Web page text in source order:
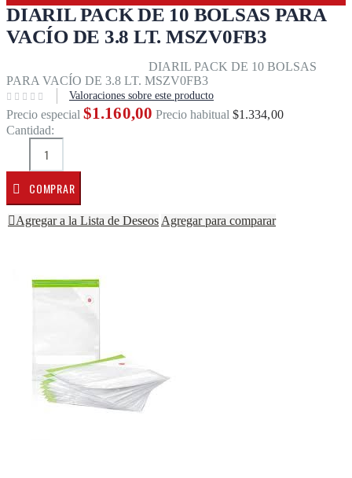
DIARIL PACK DE 10 BOLSAS PARA
VACÍO DE 3.8 LT. MSZV0FB3
DIARIL PACK DE 10 BOLSAS
PARA VACÍO DE 3.8 LT. MSZV0FB3
Valoraciones sobre este producto
Precio especial $1.160,00 Precio habitual $1.334,00
Cantidad:
COMPRAR
Agregar a la Lista de Deseos Agregar para comparar